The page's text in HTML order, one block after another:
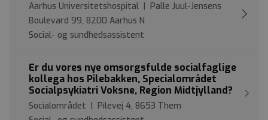
Aarhus Universitetshospital | Palle Juul-Jensens
Boulevard 99, 8200 Aarhus N
Social- og sundhedsassistent
Er du vores nye omsorgsfulde socialfaglige
kollega hos Pilebakken, Specialområdet
Socialpsykiatri Voksne, Region Midtjylland?
Socialområdet | Pilevej 4, 8653 Them